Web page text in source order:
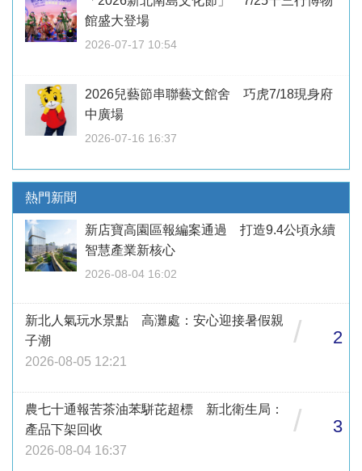
館盛大登場
2026-07-17 10:54
2026兒藝節串聯藝文館舍 巧虎7/18現身府
中廣場
2026-07-16 16:37
熱門新聞
新店寶高園區報編案通過 打造9.4公頃永續
智慧產業新核心
2026-08-04 16:02
新北人氣玩水景點 高灘處：安心迎接暑假親
子潮
2026-08-05 12:21
/ 2
農七十通報苦茶油苯駢芘超標 新北衛生局：
產品下架回收
2026-08-04 16:37
/ 3